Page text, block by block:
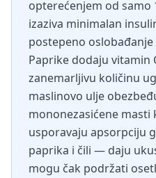
opterećenjem od
izaziva minimalan
postepeno
Paprike dodaju vitamin
zanemarljivu količinu
maslinovo ulje
mononezasićene masti
usporavaju apsorpciju
paprika i čili — daju
mogu čak podržati